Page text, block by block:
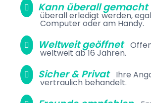
Kann überall gemacht
überall erledigt werden,
Computer oder am Handy.
Weltweit geöffnet
weltweit ab 16 Jahren.
Sicher & Privat Ihre
vertraulich behandelt.